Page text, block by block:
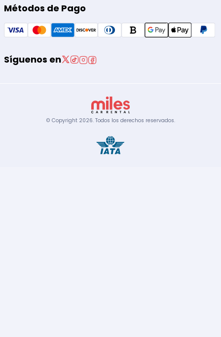
Métodos de Pago
Síguenos en
© Copyright 2026. Todos los derechos reservados.